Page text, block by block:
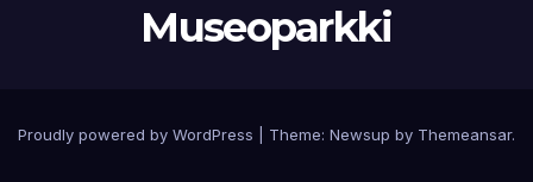
Museoparkki
Proudly powered by WordPress Theme: Newsup by Themeansar.